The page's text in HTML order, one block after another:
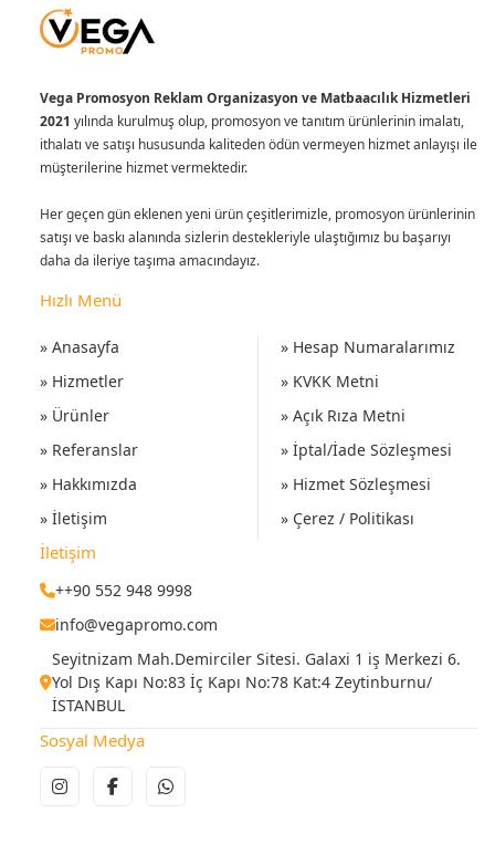
Vega Promosyon Reklam Organizasyon ve Matbaacılık Hizmetleri
2021 yılında kurulmuş olup, promosyon ve tanıtım ürünlerinin imalatı,
ithalatı ve satışı hususunda kaliteden ödün vermeyen hizmet anlayışı ile
müşterilerine hizmet vermektedir.
Her geçen gün eklenen yeni ürün çeşitlerimizle, promosyon ürünlerinin
satışı ve baskı alanında sizlerin destekleriyle ulaştığımız bu başarıyı
daha da ileriye taşıma amacındayız.
Hızlı Menü
» Anasayfa
» Hizmetler
» Ürünler
» Referanslar
» Hakkımızda
» İletişim
» Hesap Numaralarımız
» KVKK Metni
» Açık Rıza Metni
» İptal/İade Sözleşmesi
» Hizmet Sözleşmesi
» Çerez / Politikası
İletişim
++90 552 948 9998
info@vegapromo.com
Seyitnizam Mah.Demirciler Sitesi. Galaxi 1 iş Merkezi 6.
Yol Dış Kapı No:83 İç Kapı No:78 Kat:4 Zeytinburnu/
İSTANBUL
Sosyal Medya